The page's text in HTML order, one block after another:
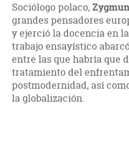
Sociólogo polaco,
grandes pensadores
y ejerció la docencia en
trabajo ensayístico
entre las que habría que
tratamiento del
postmodernidad, así
la globalización.